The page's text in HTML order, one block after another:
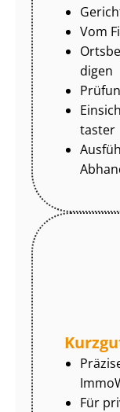
Vom
di­gen
tas­ter
Für